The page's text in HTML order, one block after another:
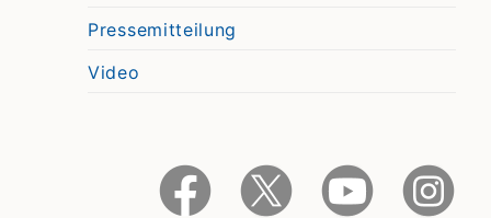
Pressemitteilung
Video